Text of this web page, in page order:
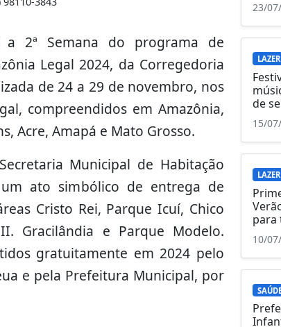
a 2ª Semana do programa de
Legal 2024, da Corregedoria
de 24 a 29 de novembro, nos
compreendidos em Amazônia,
Acre, Amapá e Mato Grosso.
Municipal de Habitação
um ato simbólico de entrega de
Cristo Rei, Parque Icuí, Chico
Gracilândia e Parque Modelo.
gratuitamente em 2024 pelo
e pela Prefeitura Municipal, por
23/
de
15/
para
10/